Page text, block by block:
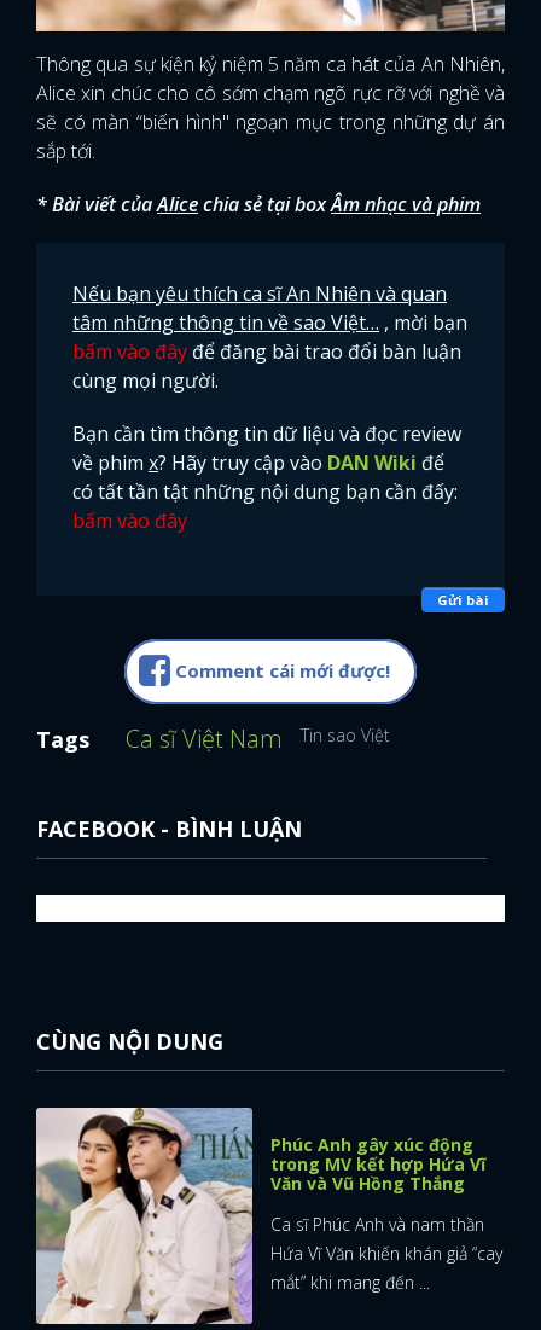
x
ĐĂNG NHẬP
Thông qua sự kiện kỷ niệm 5 năm ca hát của An Nhiên,
Alice xin chúc cho cô sớm chạm ngõ rực rỡ với nghề và
sẽ có màn “biến hình" ngoạn mục trong những dự án
sắp tới.
* Bài viết củaAlicechia sẻ tại boxÂm nhạc và phim
Nếu bạn yêu thích ca sĩ An Nhiên và quan
tâm những thông tin về sao Việt… , mời bạn
bấm vào đây để đăng bài trao đổi bàn luận
cùng mọi người.
Bạn cần tìm thông tin dữ liệu và đọc review
về phim x? Hãy truy cập vào DAN Wiki để
có tất tần tật những nội dung bạn cần đấy:
bấm vào đây
Gửi bài
Comment cái mới được!
Tags Ca sĩ Việt Nam Tin sao Việt
FACEBOOK - BÌNH LUẬN
CÙNG NỘI DUNG
Phúc Anh gây xúc động
trong MV kết hợp Hứa Vĩ
Văn và Vũ Hồng Thắng
Ca sĩ Phúc Anh và nam thần
Hứa Vĩ Văn khiến khán giả “cay
mắt” khi mang đến ...